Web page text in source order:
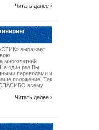
Читать далее ›
выражает
многолетний
один раз Вы
переводами и
положение. Так
СПАСИБО всему
Читать далее ›